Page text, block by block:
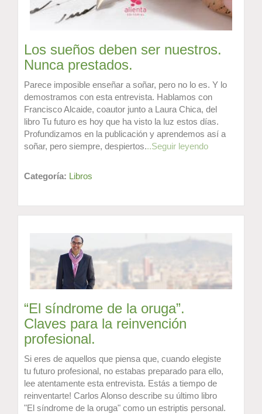
Los sueños deben ser nuestros.
Nunca prestados.
Parece imposible enseñar a soñar, pero no lo es. Y lo
demostramos con esta entrevista. Hablamos con
Francisco Alcaide, coautor junto a Laura Chica, del
libro Tu futuro es hoy que ha visto la luz estos días.
Profundizamos en la publicación y aprendemos así a
soñar, pero siempre, despiertos...Seguir leyendo
Categoría: Libros
“El síndrome de la oruga”.
Claves para la reinvención
profesional.
Si eres de aquellos que piensa que, cuando elegiste
tu futuro profesional, no estabas preparado para ello,
lee atentamente esta entrevista. Estás a tiempo de
reinventarte! Carlos Alonso describe su último libro
"El síndrome de la oruga" como un estriptis personal.